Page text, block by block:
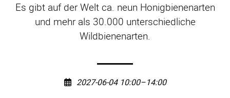
Es gibt auf der Welt ca. neun Honigbienenarten
und mehr als 30.000 unterschiedliche
Wildbienenarten.
2027-06-04 10:00–14:00